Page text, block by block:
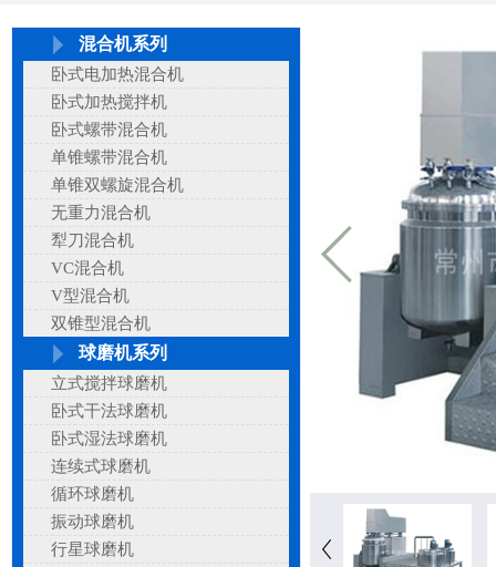
混合机系列
卧式电加热混合机
卧式加热搅拌机
卧式螺带混合机
单锥螺带混合机
单锥双螺旋混合机
无重力混合机
犁刀混合机
VC混合机
V型混合机
双锥型混合机
球磨机系列
立式搅拌球磨机
卧式干法球磨机
卧式湿法球磨机
连续式球磨机
循环球磨机
振动球磨机
行星球磨机